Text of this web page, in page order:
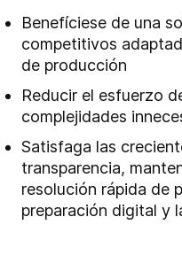
Benefíciese de una
competitivos
de producción
Reducir el esfuerzo
complejidades
Satisfaga las
transparencia,
resolución rápida de
preparación digital y